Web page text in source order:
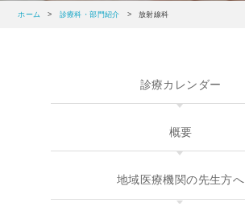
ホーム > 診療科・部門紹介 > 放射線科
診療カレンダー
概要
地域医療機関の先生方へ